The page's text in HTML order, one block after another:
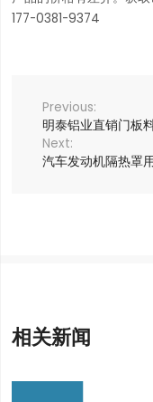
177-0381-9374
明泰铝业直销门板
汽车发动机隔热罩
相关新闻